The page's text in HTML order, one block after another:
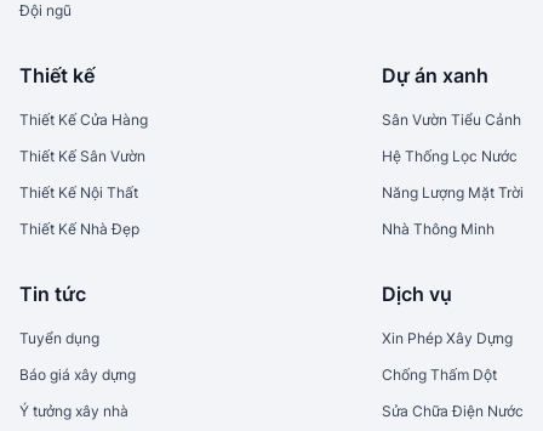
Đội ngũ
Thiết kế
Thiết Kế Cửa Hàng
Thiết Kế Sân Vườn
Thiết Kế Nội Thất
Thiết Kế Nhà Đẹp
Dự án xanh
Sân Vườn Tiểu Cảnh
Hệ Thống Lọc Nước
Năng Lượng Mặt Trời
Nhà Thông Minh
Tin tức
Tuyển dụng
Báo giá xây dựng
Ý tưởng xây nhà
Dịch vụ
Xin Phép Xây Dựng
Chống Thấm Dột
Sửa Chữa Điện Nước